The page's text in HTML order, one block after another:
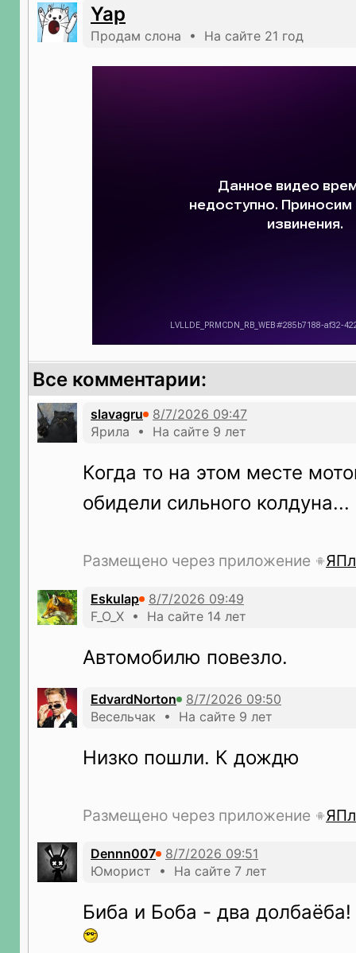
Yap
Продам слона • На сайте 21 год
Все комментарии:
slavagru
Ярила • На сайте 9 лет
Когда то на этом месте
обидели сильного колдуна...
Размещено через приложение
Eskulap
F_O_X • На сайте 14 лет
Автомобилю повезло.
EdvardNorton
Весельчак • На сайте 9 лет
Низко пошли. К дождю
Размещено через приложение
Dennn007
Юморист • На сайте 7 лет
Биба и Боба - два